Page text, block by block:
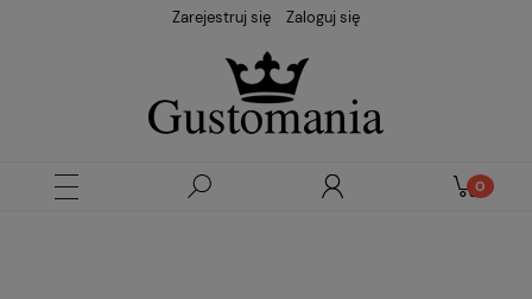
Zarejestruj się Zaloguj się